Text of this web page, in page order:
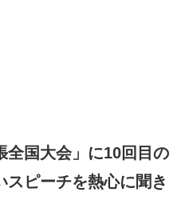
全国大会」に10回目の
ピーチを熱心に聞き